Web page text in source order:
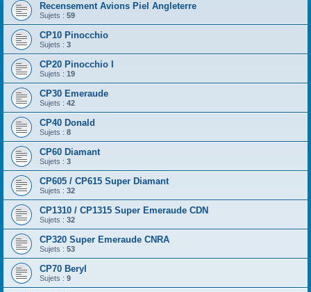
Recensement Avions Piel Angleterre
Sujets : 59
CP10 Pinocchio
Sujets : 3
CP20 Pinocchio I
Sujets : 19
CP30 Emeraude
Sujets : 42
CP40 Donald
Sujets : 8
CP60 Diamant
Sujets : 3
CP605 / CP615 Super Diamant
Sujets : 32
CP1310 / CP1315 Super Emeraude CDN
Sujets : 32
CP320 Super Emeraude CNRA
Sujets : 53
CP70 Beryl
Sujets : 9